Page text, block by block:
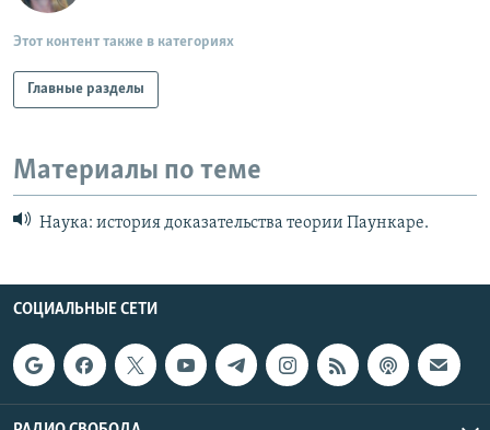
Этот контент также в категориях
Главные разделы
Материалы по теме
Наука: история доказательства теории Паункаре.
СОЦИАЛЬНЫЕ СЕТИ